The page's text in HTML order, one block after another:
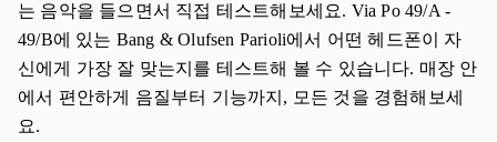
는 음악을 들으면서 직접 테스트해보세요. Via Po 49/A -
49/B에 있는 Bang & Olufsen Parioli에서 어떤 헤드폰이 자
신에게 가장 잘 맞는지를 테스트해 볼 수 있습니다. 매장 안
에서 편안하게 음질부터 기능까지, 모든 것을 경험해보세
요.